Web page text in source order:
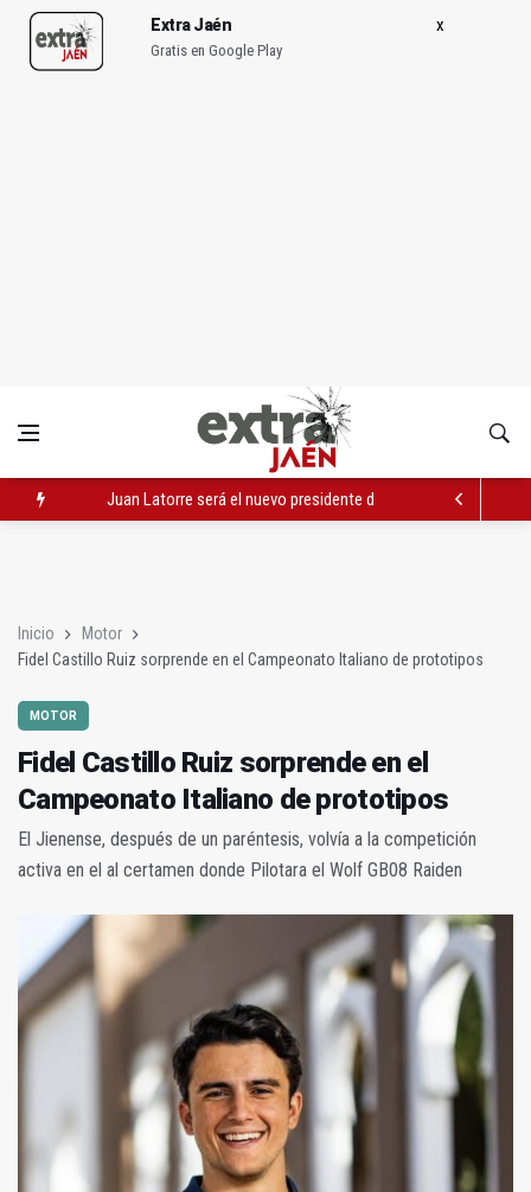
Extra Jaén
Gratis en Google Play
Juan Latorre será el nuevo presidente de la Diputación
Inicio
Motor
Fidel Castillo Ruiz sorprende en el Campeonato Italiano de prototipos
MOTOR
Fidel Castillo Ruiz sorprende en el
Campeonato Italiano de prototipos
El Jienense, después de un paréntesis, volvía a la competición
activa en el al certamen donde Pilotara el Wolf GB08 Raiden